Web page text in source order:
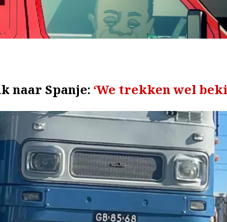
naar Spanje: ‘We trekken wel